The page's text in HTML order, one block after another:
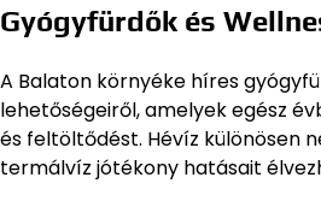
Gyógyfürdők és
A Balaton környéke híres
lehetőségeiről, amelyek egész
és feltöltődést. Hévíz különösen
termálvíz jótékony hatásait